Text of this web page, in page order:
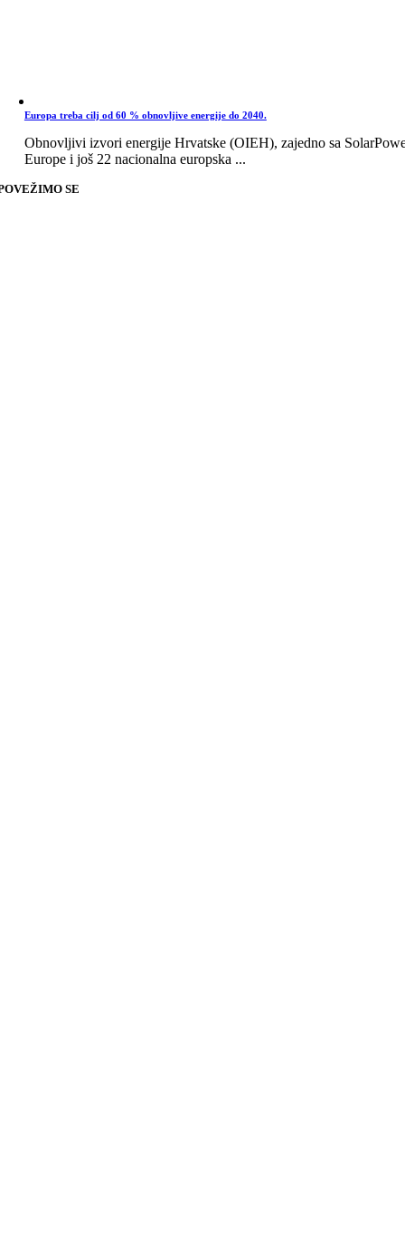
Europa treba cilj od 60 % obnovljive energije do 2040.
Obnovljivi izvori energije Hrvatske (OIEH), zajedno sa
Europe i još 22 nacionalna europska ...
SE